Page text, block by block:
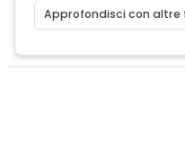
Approfondisci con altre